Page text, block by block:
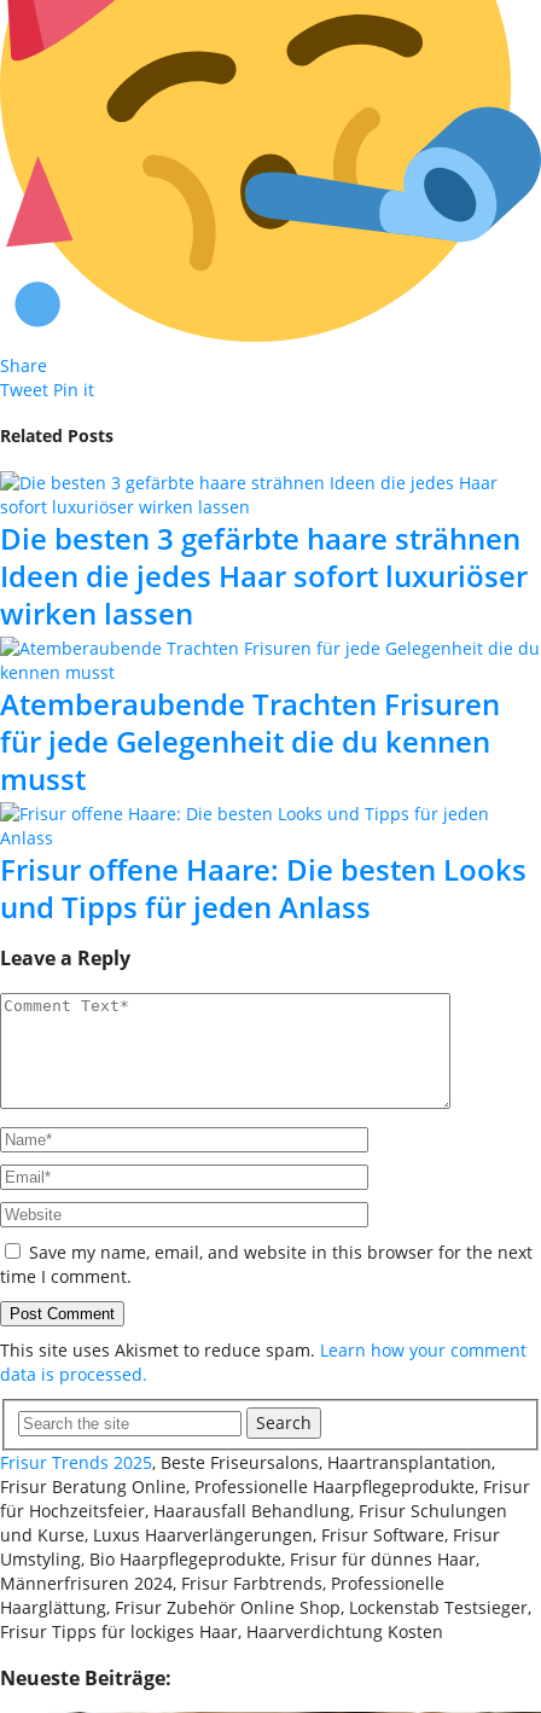
Share
Tweet Pin it
Related Posts
Die besten 3 gefärbte haare strähnen
Ideen die jedes Haar sofort luxuriöser
wirken lassen
Atemberaubende Trachten Frisuren
für jede Gelegenheit die du kennen
musst
Frisur offene Haare: Die besten Looks
und Tipps für jeden Anlass
Leave a Reply
Save my name, email, and website in this browser for the next
time I comment.
This site uses Akismet to reduce spam. Learn how your comment
data is processed.
Search
Frisur Trends 2025, Beste Friseursalons, Haartransplantation,
Frisur Beratung Online, Professionelle Haarpflegeprodukte, Frisur
für Hochzeitsfeier, Haarausfall Behandlung, Frisur Schulungen
und Kurse, Luxus Haarverlängerungen, Frisur Software, Frisur
Umstyling, Bio Haarpflegeprodukte, Frisur für dünnes Haar,
Männerfrisuren 2024, Frisur Farbtrends, Professionelle
Haarglättung, Frisur Zubehör Online Shop, Lockenstab Testsieger,
Frisur Tipps für lockiges Haar, Haarverdichtung Kosten
Neueste Beiträge: